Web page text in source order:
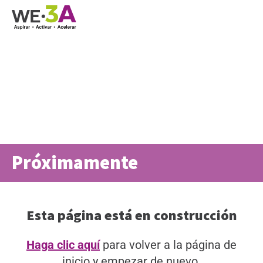
Próximamente
Esta página está en construcción
Haga clic aquípara volver a la página de